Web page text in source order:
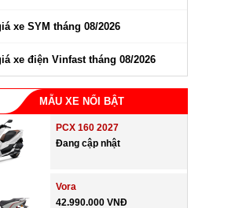
xe SYM tháng 08/2026
xe điện Vinfast tháng 08/2026
MẪU XE NỔI BẬT
PCX 160 2027
Đang cập nhật
Vora
42.990.000 VNĐ